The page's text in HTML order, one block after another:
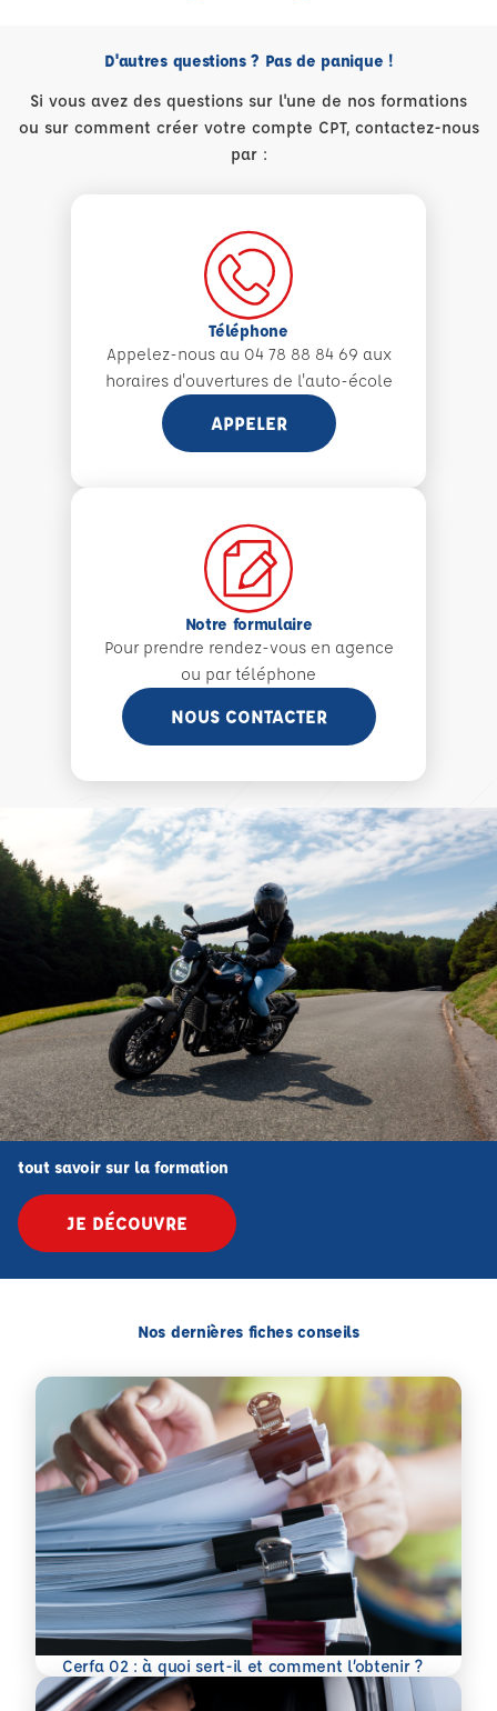
D'autres questions ? Pas de panique !
Si vous avez des questions sur l'une de nos formations
ou sur comment créer votre compte CPT, contactez-nous
par :
Téléphone
Appelez-nous au 04 78 88 84 69 aux
horaires d'ouvertures de l'auto-école
APPELER
Notre formulaire
Pour prendre rendez-vous en agence
ou par téléphone
NOUS CONTACTER
tout savoir sur la formation
JE DÉCOUVRE
Nos dernières fiches conseils
Cerfa 02 : à quoi sert-il et comment l’obtenir ?
En savoir plus